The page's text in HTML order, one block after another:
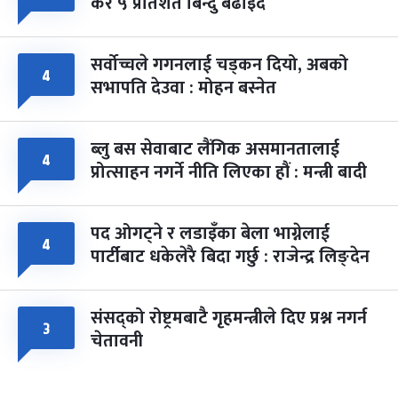
४ सर्वोच्चले गगनलाई चड्कन दियो, अबको
सभापति देउवा : मोहन बस्नेत
४ ब्लु बस सेवाबाट लैंगिक असमानतालाई
प्रोत्साहन नगर्ने नीति लिएका हौं : मन्त्री बादी
४ पद ओगट्ने र लडाइँका बेला भाग्नेलाई
पार्टीबाट धकेलेरै बिदा गर्छु : राजेन्द्र लिङ्देन
३ संसद्को रोष्ट्रमबाटै गृहमन्त्रीले दिए प्रश्न नगर्न
चेतावनी